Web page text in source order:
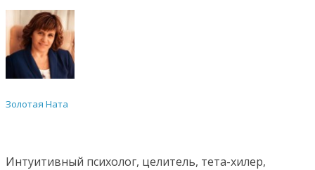
Золотая Ната
Интуитивный психолог, целитель, тета-хилер,